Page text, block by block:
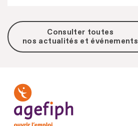
Consulter toutes
nos actualités et événements